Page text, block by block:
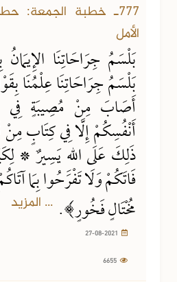
777ـ خطبة الجمعة:
الأمل
بَلْسَمُ جِرَاحَاتِنَا
بَلْسَمُ جِرَاحَاتِنَا عِلْمُنَا
أَصَابَ مِنْ مُصِيبَةٍ فِي
أَنْفُسِكُمْ إِلَّا فِي كِتَابٍ مِنْ
ذَلِكَ عَلَى اللهِ يَسِيرٌ *
فَاتَكُمْ وَلَا تَفْرَحُوا بِمَا
مُخْتَالٍ فَخُورٍ﴾. ... المزيد